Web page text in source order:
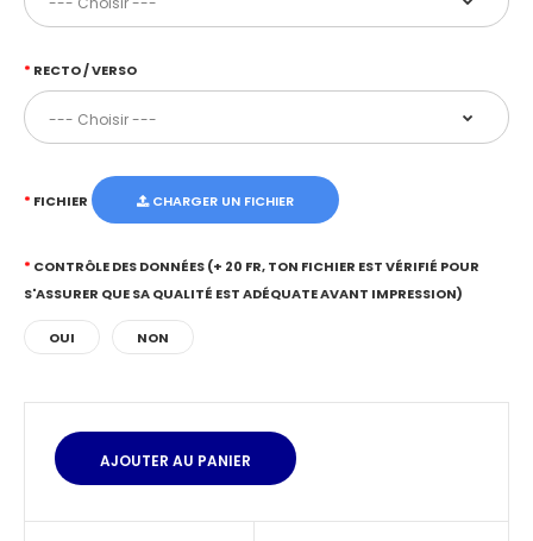
RECTO / VERSO
FICHIER CHARGER UN FICHIER
CONTRÔLE DES DONNÉES (+ 20 FR, TON FICHIER EST VÉRIFIÉ POUR
S'ASSURER QUE SA QUALITÉ EST ADÉQUATE AVANT IMPRESSION)
OUI NON